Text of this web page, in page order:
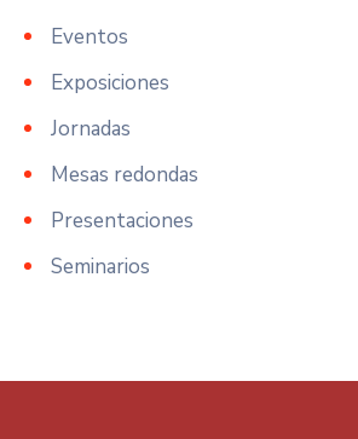
Eventos
Exposiciones
Jornadas
Mesas redondas
Presentaciones
Seminarios